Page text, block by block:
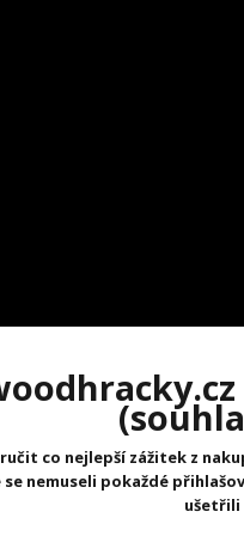
velmi populární a to ne
dítěte.
co nejlepší zážitek z
nemuseli pokaždé
ušetřili